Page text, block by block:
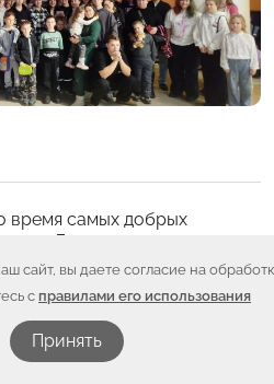
сайт, вы даете согласие на
с правилами его использования
Принять
время самых добрых
Для подопечных
ещё и
70 человек посетили
богатыря и свет
заряд бодрости перед